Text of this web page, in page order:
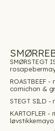
SMØRSTEGT
ROASTBEEF
cornichon &
STEGT SILD
KARTOFLER
løvstikkemayo